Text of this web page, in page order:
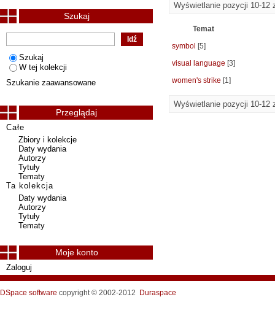
Wyświetlanie pozycji 10-12
Temat
symbol [5]
visual language [3]
women's strike [1]
Wyświetlanie pozycji 10-12
Szukaj
Szukaj
W tej kolekcji
Szukanie zaawansowane
Przeglądaj
Całe
Zbiory i kolekcje
Daty wydania
Autorzy
Tytuły
Tematy
Ta kolekcja
Daty wydania
Autorzy
Tytuły
Tematy
Moje konto
Zaloguj
DSpace software copyright © 2002-2012 Duraspace